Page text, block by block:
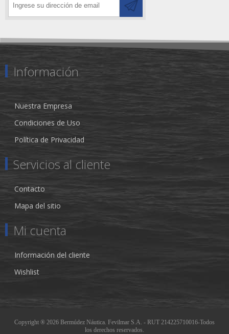
Información
Nuestra Empresa
Condiciones de Uso
Política de Privacidad
Servicios al cliente
Contacto
Mapa del sitio
Mi cuenta
Información del cliente
Wishlist
Copyright ® 2026 Bermúdez Náutica. Fevilmar S.A. - RUT 214225710016-Todos
los derechos reservados.